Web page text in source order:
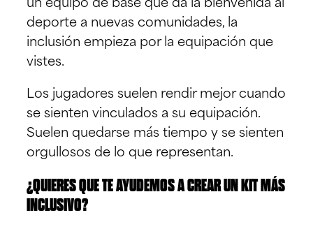
un equipo de base que da la bienvenida al
deporte a nuevas comunidades, la
inclusión empieza por la equipación que
vistes.
Los jugadores suelen rendir mejor cuando
se sienten vinculados a su equipación.
Suelen quedarse más tiempo y se sienten
orgullosos de lo que representan.
¿QUIERES QUE TE AYUDEMOS A CREAR UN KIT MÁS
INCLUSIVO?